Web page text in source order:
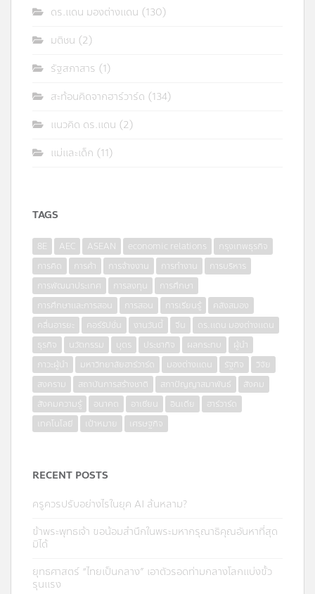
ดร.แดน มองต่างแดน (130)
มติชน (2)
รัฐสภาสาร (1)
สะท้อนคิดจากฮาร์วาร์ด (134)
แนวคิด ดร.แดน (2)
แม่และเด็ก (11)
TAGS
8E AEC ASEAN economic relations
กรุงเทพธุรกิจ
การคิด
การค้า การจ้างงาน การทำงาน
การบริหาร
การพัฒนาประเทศ
การลงทุน
การศึกษา
การศึกษาและการสอน
การสอน การเรียนรู้
คลังสมอง
คลื่นอารยะ
คอร์รัปชั่น งานวันนี้ จีน
ดร.แดน มองต่างแดน
ธุรกิจ
นวัตกรรม บุตร ประชากิจ ผลกระทบ
ผู้นำ
ภาวะผู้นำ
มหาวิทยาลัยฮาร์วาร์ด มองต่างแดน รัฐกิจ
วิจัย
สงคราม
สถาบันการสร้างชาติ สภาปัญญาสมาพันธ์
สังคม
สังคมความรู้
อนาคต อาเซียน อินเดีย
ฮาร์วาร์ด
เทคโนโลยี
เป้าหมาย เศรษฐกิจ
RECENT POSTS
ครูควรปรับอย่างไรในยุค AI ล้นหลาม?
ข้าพระพุทธเจ้า ขอน้อมสำนึกในพระมหากรุณาธิคุณอันหาที่สุด
มิได้
ยุทธศาสตร์ “ไทยเป็นกลาง” เอาตัวรอดท่ามกลางโลกแบ่งขั้ว
รุนแรง